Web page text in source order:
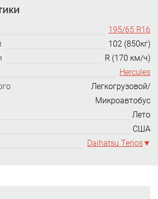
195/65 R16
102 (850кг)
R (170 км/ч)
Hercules
Легкогрузовой/
Микроавтобус
Лето
США
Daihatsu Terios